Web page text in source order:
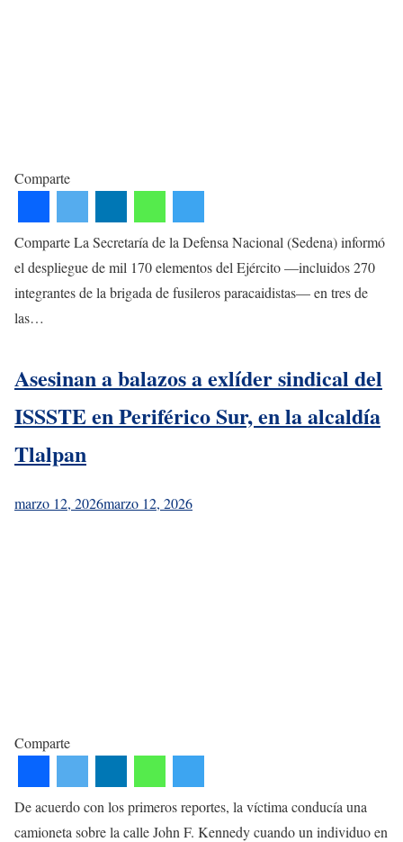
Comparte
Comparte La Secretaría de la Defensa Nacional (Sedena) informó
el despliegue de mil 170 elementos del Ejército —incluidos 270
integrantes de la brigada de fusileros paracaidistas— en tres de
las…
Asesinan a balazos a exlíder sindical del
ISSSTE en Periférico Sur, en la alcaldía
Tlalpan
marzo 12, 2026marzo 12, 2026
Comparte
De acuerdo con los primeros reportes, la víctima conducía una
camioneta sobre la calle John F. Kennedy cuando un individuo en